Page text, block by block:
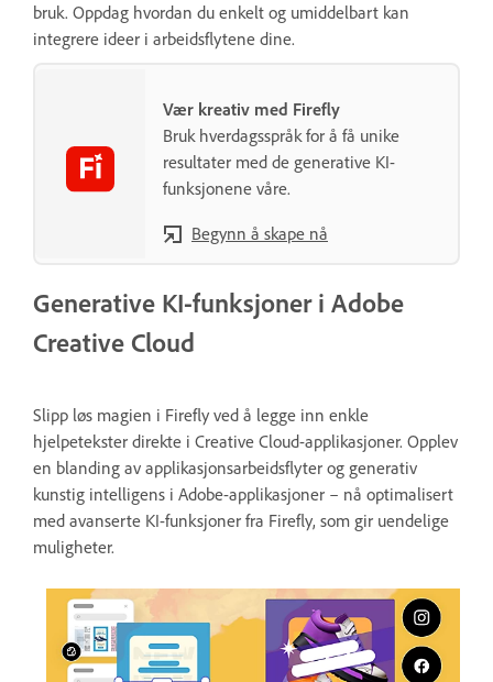
bruk. Oppdag hvordan du enkelt og umiddelbart kan
integrere ideer i arbeidsflytene dine.
Vær kreativ med Firefly
Bruk hverdagsspråk for å få unike
resultater med de generative KI-
funksjonene våre.
Begynn å skape nå
Generative KI-funksjoner i Adobe
Creative Cloud
Slipp løs magien i Firefly ved å legge inn enkle
hjelpetekster direkte i Creative Cloud-applikasjoner. Opplev
en blanding av applikasjonsarbeidsflyter og generativ
kunstig intelligens i Adobe-applikasjoner – nå optimalisert
med avanserte KI-funksjoner fra Firefly, som gir uendelige
muligheter.